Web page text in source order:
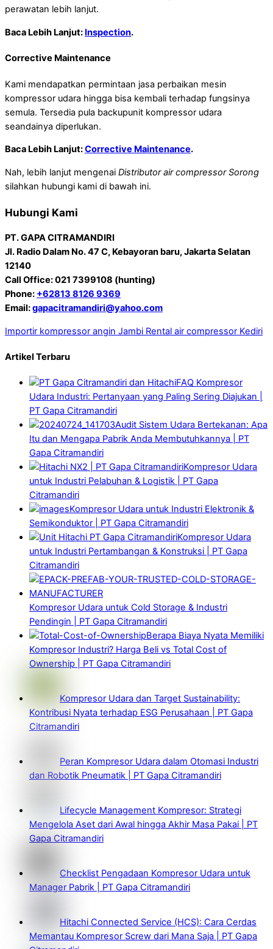
perawatan lebih lanjut.
Baca Lebih Lanjut: Inspection.
Corrective Maintenance
Kami mendapatkan permintaan jasa perbaikan mesin
kompressor udara hingga bisa kembali terhadap fungsinya
semula. Tersedia pula backupunit kompressor udara
seandainya diperlukan.
Baca Lebih Lanjut:Corrective Maintenance.
Nah, lebih lanjut mengenai Distributor air compressor Sorong
silahkan hubungi kami di bawah ini.
Hubungi Kami
PT. GAPA CITRAMANDIRI
Jl. Radio Dalam No. 47 C, Kebayoran baru, Jakarta Selatan
12140
Call Office: 021 7399108 (hunting)
Phone: +62813 8126 9369
Email:gapacitramandiri@yahoo.com
Importir kompressor angin Jambi Rental air compressor Kediri
Artikel Terbaru
FAQ Kompresor
Udara Industri: Pertanyaan yang Paling Sering Diajukan |
PT Gapa Citramandiri
Audit Sistem Udara Bertekanan: Apa
Itu dan Mengapa Pabrik Anda Membutuhkannya | PT
Gapa Citramandiri
Kompresor Udara
untuk Industri Pelabuhan & Logistik | PT Gapa
Citramandiri
Kompresor Udara untuk Industri Elektronik &
Semikonduktor | PT Gapa Citramandiri
Kompresor Udara
untuk Industri Pertambangan & Konstruksi | PT Gapa
Citramandiri
Kompresor Udara untuk Cold Storage & Industri
Pendingin | PT Gapa Citramandiri
Berapa Biaya Nyata Memiliki
Kompresor Industri? Harga Beli vs Total Cost of
Ownership | PT Gapa Citramandiri
Kompresor Udara dan Target Sustainability:
Kontribusi Nyata terhadap ESG Perusahaan | PT Gapa
Citramandiri
Peran Kompresor Udara dalam Otomasi Industri
dan Robotik Pneumatik | PT Gapa Citramandiri
Lifecycle Management Kompresor: Strategi
Mengelola Aset dari Awal hingga Akhir Masa Pakai | PT
Gapa Citramandiri
Checklist Pengadaan Kompresor Udara untuk
Manager Pabrik | PT Gapa Citramandiri
Hitachi Connected Service (HCS): Cara Cerdas
Memantau Kompresor Screw dari Mana Saja | PT Gapa